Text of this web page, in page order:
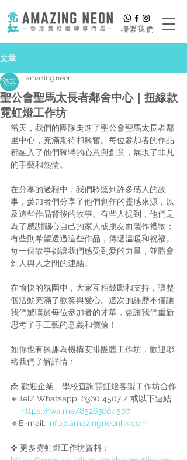
​聯繫我們
文章
聖公會聖馬太長者鄰舍中心｜扭線款
霓虹燈工作坊
amazing neon
當天，我們的團隊走進了聖公會聖馬太長者鄰
里中心，充滿期待和興奮。每位參加者的作品
都融入了他們獨特的心意與創意，展現了非凡
的手藝和熱情。
在分享的過程中，我們聆聽到許多感人的故
事，參加者們分享了他們創作的靈感來源，以
及這些作品背後的故事。有些人提到，他們是
為了感謝關心自己的家人或朋友而製作禮物；
有些則希望透過這些作品，傳遞溫暖和祝福。
每一個故事都讓我們感受到愛的力量，並體會
到人與人之間的連結。
在愉快的氛圍中，大家互相鼓勵和支持，讓整
個活動充滿了歡笑與愛心。這次的經歷不僅讓
我們驚嘆於每位參加者的才華，更讓我們重新
思考了手工藝的意義和價值！
如你也有興趣為機構安排團體工作坊，歡迎聯
絡我們了解詳情：
📩 歡迎企業、學校查詢霓虹燈客製工作坊合作
🔸Tel/ Whatsapp: 6360 4507 / 或以下連結
https://wa.me/85263604507
🔹E-mail: info@amazingneonhk.com
✜ 更多霓虹燈工作坊資料：